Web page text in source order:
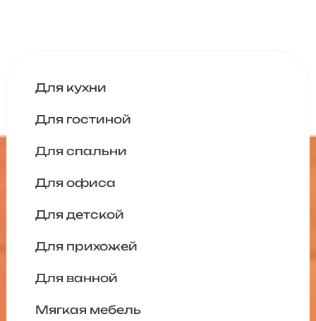
Для кухни
Для гостиной
Для спальни
Для офиса
Для детской
Для прихожей
Для ванной
Мягкая мебель